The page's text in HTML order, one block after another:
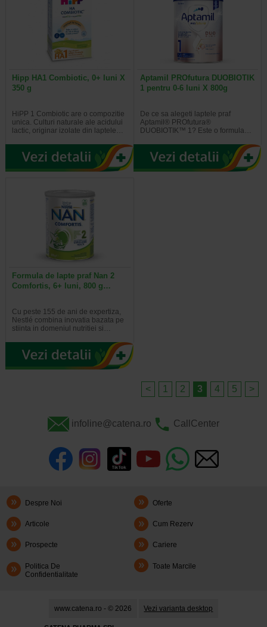
Hipp HA1 Combiotic, 0+ luni X
350 g
HiPP 1 Combiotic are o compozitie
unica. Culturi naturale ale acidului
lactic, originar izolate din laptele…
Aptamil PROfutura DUOBIOTIK
1 pentru 0-6 luni X 800g
De ce sa alegeti laptele praf
Aptamil® PROfutura®
DUOBIOTIK™ 1? Este o formula…
Formula de lapte praf Nan 2
Comfortis, 6+ luni, 800 g…
Cu peste 155 de ani de expertiza,
Nestlé combina inovatia bazata pe
stiinta in domeniul nutritiei si…
< 1 2 3 4 5 >
infoline@catena.ro CallCenter
Despre Noi Oferte
Articole Cum Rezerv
Prospecte Cariere
Politica De
Confidentialitate
Toate Marcile
www.catena.ro - © 2026 Vezi varianta desktop